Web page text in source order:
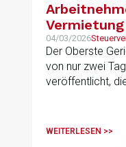
innerhalb
Zwecke der
04/03/2026
Der Oberste
von nur zwei
veröffentlicht,
darstellen
WEITERLESEN >>